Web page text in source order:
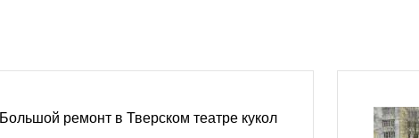
Большой ремонт в Тверском театре кукол